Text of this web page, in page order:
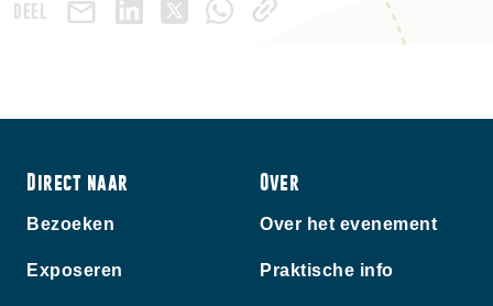
DEEL
Direct naar
Bezoeken
Exposeren
Over
Over het evenement
Praktische info